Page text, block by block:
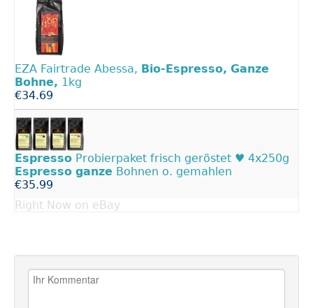
EZA Fairtrade Abessa, Bio-Espresso, Ganze
Bohne, 1kg
€34.69
Espresso Probierpaket frisch geröstet ♥ 4x250g
Espresso ganze Bohnen o. gemahlen
€35.99
Right Now on eBay